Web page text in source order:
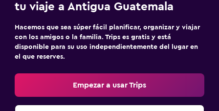
tu viaje a Antigua Guatemala
Hacemos que sea súper fácil planificar, organizar y viajar
con los amigos o la familia. Trips es gratis y está
disponible para su uso independientemente del lugar en
el que reserves.
Empezar a usar Trips